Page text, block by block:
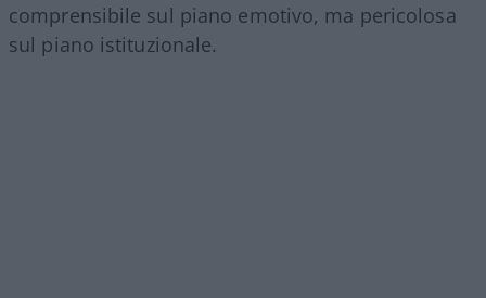
comprensibile sul piano emotivo, ma pericolosa
sul piano istituzionale.